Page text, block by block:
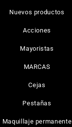
Nuevos productos
Acciones
Mayoristas
MARCAS
Cejas
Pestañas
Maquillaje permanente